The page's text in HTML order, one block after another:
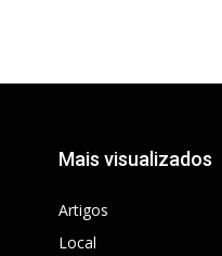
Mais visualizados
Artigos
Local